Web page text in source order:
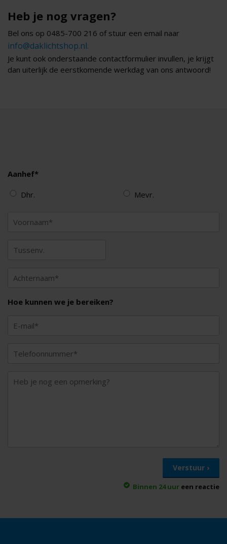
Heb je nog vragen?
Bel ons op 0485-700 216 of stuur een email naar
info@daklichtshop.nl.
Je kunt ook onderstaande contactformulier invullen, je krijgt
dan uiterlijk de eerstkomende werkdag van ons antwoord!
Aanhef*
Dhr. Mevr.
Hoe kunnen we je bereiken?
Binnen 24 uur een reactie